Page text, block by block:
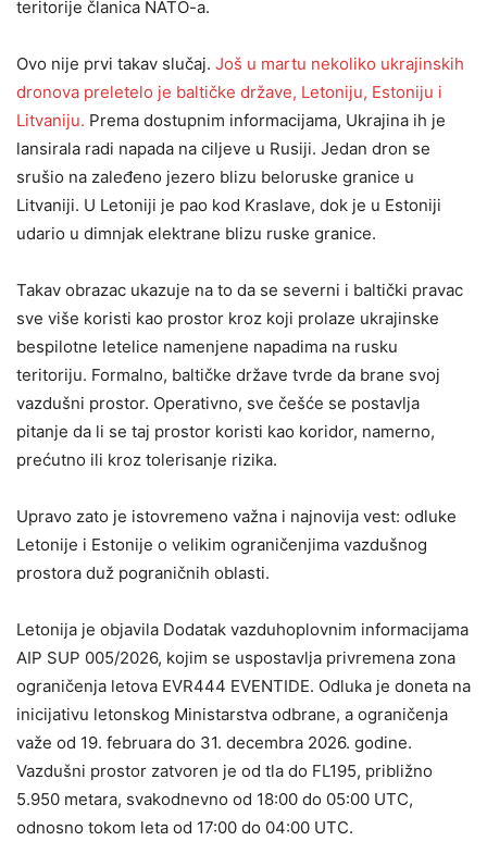
teritorije članica NATO-a.
Ovo nije prvi takav slučaj. Još u martu nekoliko ukrajinskih
dronova preletelo je baltičke države, Letoniju, Estoniju i
Litvaniju. Prema dostupnim informacijama, Ukrajina ih je
lansirala radi napada na ciljeve u Rusiji. Jedan dron se
srušio na zaleđeno jezero blizu beloruske granice u
Litvaniji. U Letoniji je pao kod Kraslave, dok je u Estoniji
udario u dimnjak elektrane blizu ruske granice.
Takav obrazac ukazuje na to da se severni i baltički pravac
sve više koristi kao prostor kroz koji prolaze ukrajinske
bespilotne letelice namenjene napadima na rusku
teritoriju. Formalno, baltičke države tvrde da brane svoj
vazdušni prostor. Operativno, sve češće se postavlja
pitanje da li se taj prostor koristi kao koridor, namerno,
prećutno ili kroz tolerisanje rizika.
Upravo zato je istovremeno važna i najnovija vest: odluke
Letonije i Estonije o velikim ograničenjima vazdušnog
prostora duž pograničnih oblasti.
Letonija je objavila Dodatak vazduhoplovnim informacijama
AIP SUP 005/2026, kojim se uspostavlja privremena zona
ograničenja letova EVR444 EVENTIDE. Odluka je doneta na
inicijativu letonskog Ministarstva odbrane, a ograničenja
važe od 19. februara do 31. decembra 2026. godine.
Vazdušni prostor zatvoren je od tla do FL195, približno
5.950 metara, svakodnevno od 18:00 do 05:00 UTC,
odnosno tokom leta od 17:00 do 04:00 UTC.